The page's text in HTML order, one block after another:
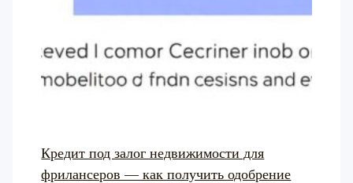
Кредит под залог недвижимости для
фрилансеров — как получить одобрение